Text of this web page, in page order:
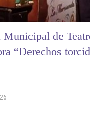
de
“Derechos